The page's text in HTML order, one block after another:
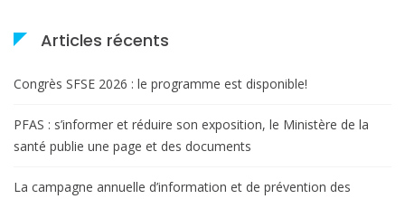
Articles récents
Congrès SFSE 2026 : le programme est disponible!
PFAS : s’informer et réduire son exposition, le Ministère de la
santé publie une page et des documents
La campagne annuelle d’information et de prévention des